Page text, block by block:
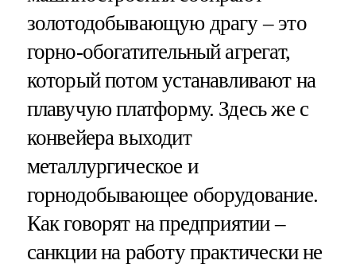
золотодобывающую драгу – это
горно-обогатительный агрегат,
который потом устанавливают на
плавучую платформу. Здесь же с
конвейера выходит
металлургическое и
горнодобывающее оборудование.
Как говорят на предприятии –
санкции на работу практически не